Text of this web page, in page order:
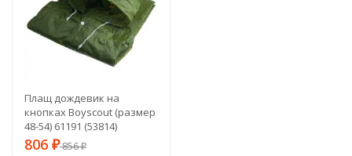
Плащ дождевик на
кнопках Boyscout (размер
48-54) 61191 (53814)
806 ₽856₽